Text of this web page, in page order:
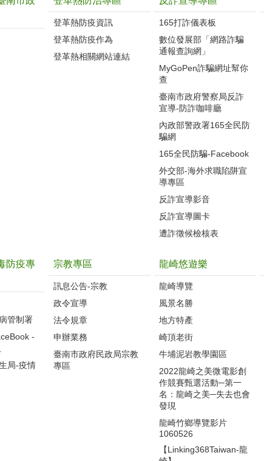
登革熱防疫資訊
登革熱防疫作為
登革熱相關網站連結
165打詐儀表板
數位發展部「網路詐騙
通報查詢網」
MyGoPen詐騙網址幫你
查
臺南市政府警察局反詐
宣導-防詐咖啡廳
內政部警政署165全民防
騙網
165全民防騙-Facebook
外交部-海外求職陷阱宣
導專區
反詐宣導影音
反詐宣導圖卡
遭詐徵候檢核表
防疫專
管制署
-
局-疫情
宗教專區
訊息公告-宗教
政令宣導
法令規章
申辦業務
臺南市政府民政局宗教
專區
龍崎悠遊樂
龍崎導覽
風景名勝
地方特產
崎頂老街
牛埔泥岩教學園區
2022龍崎之美微電影創
作競賽甄選活動─第一
名：龍崎之美─失去也會
發現
龍崎竹鄉導覽影片
1060526
【Linking368Taiwan-龍